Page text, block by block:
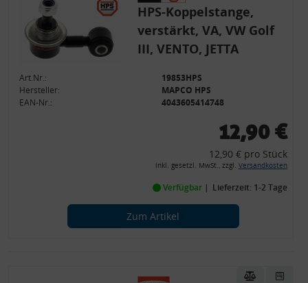
HPS-Koppelstange,
verstärkt, VA, VW Golf
III, VENTO, JETTA
Art.Nr.:
19853HPS
Hersteller:
MAPCO HPS
EAN-Nr.:
4043605414748
12,90 €
12,90 € pro Stück
inkl. gesetzl. MwSt., zzgl. Versandkosten
Verfügbar Lieferzeit: 1-2 Tage
Zum Artikel